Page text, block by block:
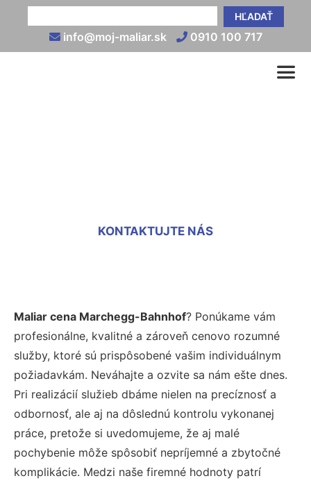
HĽADAŤ
info@moj-maliar.sk 0910 100 717
KONTAKTUJTE NÁS
Maliar cena Marchegg-Bahnhof? Ponúkame vám
profesionálne, kvalitné a zároveň cenovo rozumné
služby, ktoré sú prispôsobené vašim individuálnym
požiadavkám. Neváhajte a ozvite sa nám ešte dnes.
Pri realizácií služieb dbáme nielen na precíznosť a
odbornosť, ale aj na dôslednú kontrolu vykonanej
práce, pretože si uvedomujeme, že aj malé
pochybenie môže spôsobiť nepríjemné a zbytočné
komplikácie. Medzi naše firemné hodnoty patrí